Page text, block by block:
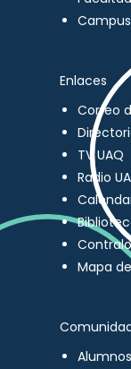
Campus
Enlaces
Correo
TV UAQ
Radio
Mapa
Alumnos